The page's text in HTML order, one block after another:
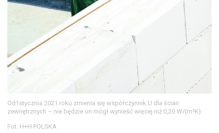
Od1stycznia 2021 roku zmienia się współczynnik U dla ścian
zewnętrznych – nie będzie on mógł wynieść więcej niż 0,20 W/(m²K)
Fot. H+H POLSKA